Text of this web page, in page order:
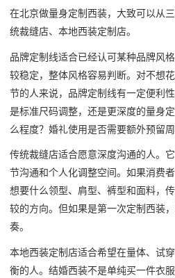
在北京做量身定制西装，大致可以从
统裁缝店、本地西装定制店。
品牌定制线适合已经认可某种品牌风
较稳定，整体风格容易判断。对不想
节的人来说，品牌定制线有一定便利
是标准尺码调整，还是更深度的量身
么程度？婚礼使用是否需要额外预留周
传统裁缝店适合愿意深度沟通的人。
节沟通和个人化调整空间。如果消费
想要什么领型、肩型、裤型和面料，
较的方向。但如果是第一次定制西装
奏。
本地西装定制店适合希望在量体、试
衡的人。结婚西装不是单纯买一件衣